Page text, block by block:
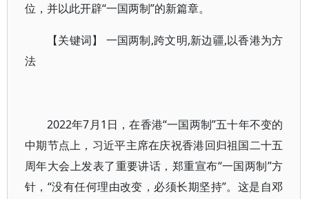
位，并以此开辟“一国两制”的新篇章。
【关键词】 一国两制,跨文明,新边疆,以香港为方
法
2022年7月1日，在香港“一国两制”五十年不变的
中期节点上，习近平主席在庆祝香港回归祖国二十五
周年大会上发表了重要讲话，郑重宣布“一国两制”方
针，“没有任何理由改变，必须长期坚持”。这是自邓